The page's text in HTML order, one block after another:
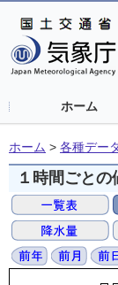
ホーム
ホーム > 各種デー
１時間ごとの